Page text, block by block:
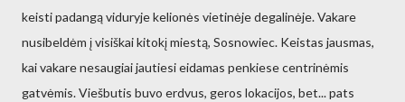
keisti padangą viduryje kelionės vietinėje degalinėje. Vakare
nusibeldėm į visiškai kitokį miestą, Sosnowiec. Keistas jausmas,
kai vakare nesaugiai jautiesi eidamas penkiese centrinėmis
gatvėmis. Viešbutis buvo erdvus, geros lokacijos, bet... pats